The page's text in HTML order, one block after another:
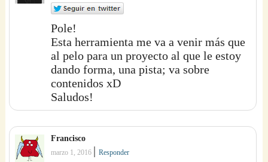
Pole!
Esta herramienta me va a venir más que
al pelo para un proyecto al que le estoy
dando forma, una pista; va sobre
contenidos xD
Saludos!
Francisco
marzo 1, 2016 |Responder